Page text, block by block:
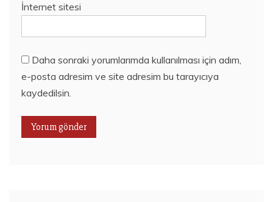
İnternet sitesi
Daha sonraki yorumlarımda kullanılması için adım,
e-posta adresim ve site adresim bu tarayıcıya
kaydedilsin.